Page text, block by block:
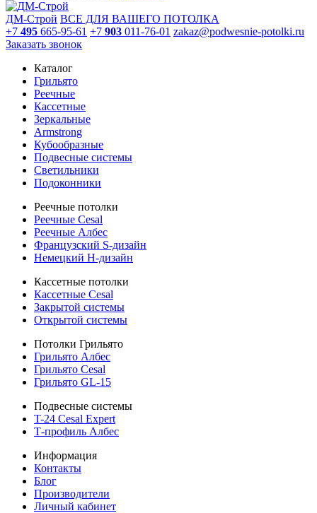
ДМ-Строй ВСЕ ДЛЯ ВАШЕГО ПОТОЛКА
+7 495 665-95-61 +7 903 011-76-01 zakaz@podwesnie-potolki.ru
Заказать звонок
Каталог
Грильято
Реечные
Кассетные
Зеркальные
Armstrong
Кубообразные
Подвесные системы
Светильники
Подоконники
Реечные потолки
Реечные Cesal
Реечные Албес
Французский S-дизайн
Немецкий H-дизайн
Кассетные потолки
Кассетные Cesal
Закрытой системы
Открытой системы
Потолки Грильято
Грильято Албес
Грильято Cesal
Грильято GL-15
Подвесные системы
T-24 Cesal Expert
Т-профиль Албес
Информация
Контакты
Блог
Производители
Личный кабинет